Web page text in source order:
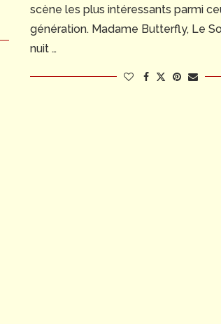
scène les plus intéressants parmi
génération. Madame Butterfly, Le
nuit …